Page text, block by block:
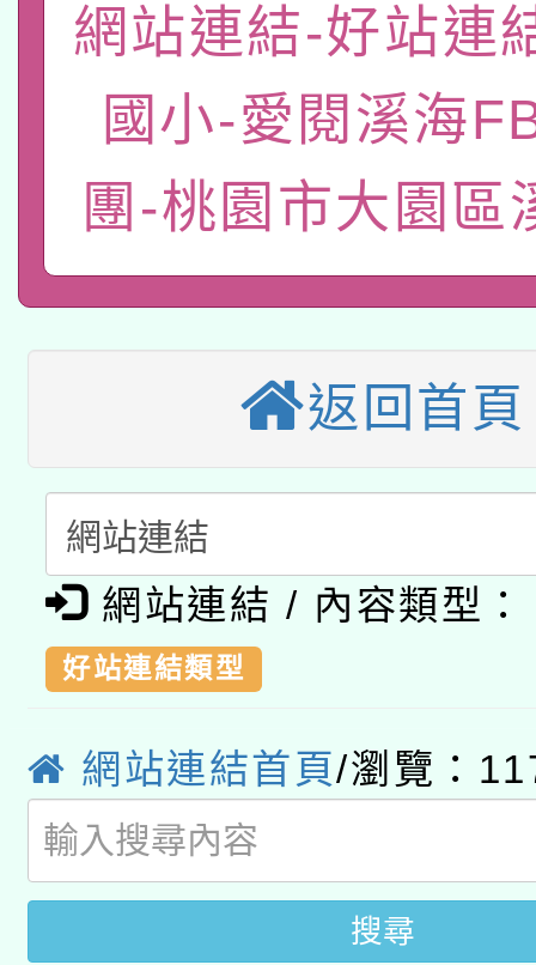
國立臺灣師範大學辦理
年度健康促進學校輔導
業成長研習」實施計畫
函轉國家教育研究院中
原住民族教育政策研討
族教育國際趨勢與發展
轉知教育部國民及學前
師專業成長研習實施計
方素養工作坊新北場」
函轉國立臺灣師範大學
族語言臺北學習中心
「族語學習班」招生簡
轉知有關國立成功大學
文教學共融平台-教案
件」活動簡章
教育部國民及學前教育
年度COVID-19疫苗接
接種對象擴大為「滿6
接種之民眾」措施，延
月28日止
業技術研究院辦理「
用水績優單位及節水達
動」
115年8月22日(星期六
桃園市孔廟祈福系列
開 智慧啟航」
「2026桃園藝術巡演
關事宜
轉知教育部國民及學前
國立臺灣師範大學辦理
業成長研習」實施計畫
函轉國家教育研究院中
原住民族教育政策研討
族教育國際趨勢與發展
轉知教育部國民及學前
新北市政府教育局辦理
師專業成長研習實施計
方素養工作坊新北場」
函轉國立臺灣師範大學
族語言臺北學習中心
「族語學習班」招生簡
轉知有關國立成功大學
文教學共融平台-教案
教育部國民及學前教育
年度COVID-19疫苗接
網站連結-好站連
國小-愛閱溪海
團-桃園市大園區
返回首頁
網站連結 / 內容類型：
好站連結類型
網站連結首頁/瀏覽：
搜尋